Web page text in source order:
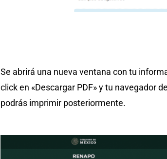
Se abrirá una nueva ventana con tu
click en «Descargar PDF» y tu navegador
podrás imprimir posteriormente.